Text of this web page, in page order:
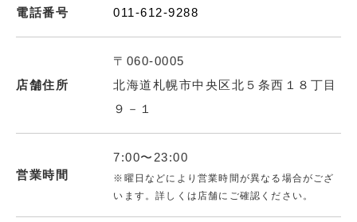
電話番号 011-612-9288
店舗住所
〒060-0005
北海道札幌市中央区北５条西１８丁目
９－１
営業時間
7:00〜23:00
※曜日などにより営業時間が異なる場合がござ
います。詳しくは店舗にご確認ください。